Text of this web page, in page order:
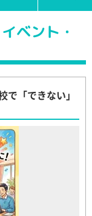
ベント・
「できない」